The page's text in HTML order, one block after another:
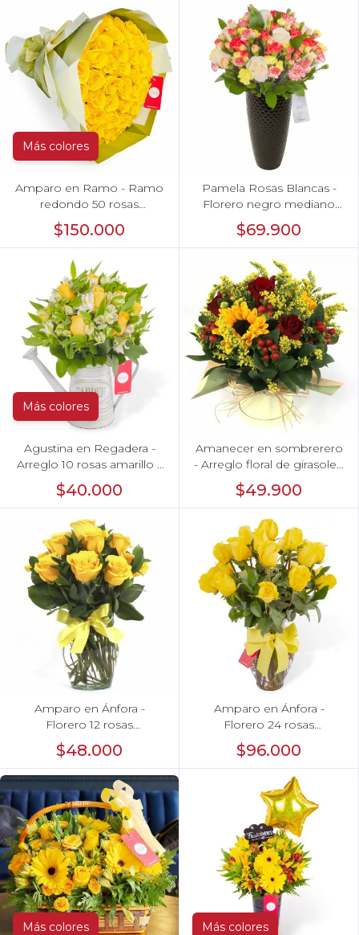
Más colores
Amparo en Ramo - Ramo
redondo 50 rosas
ecuatorianas amarillo
$150.000
Pamela Rosas Blancas -
Florero negro mediano
con rosas blancas y mini
claveles amarillos y
naranjos
$69.900
Más colores
Agustina en Regadera -
Arreglo 10 rosas amarillo y
astromelia
$40.000
Amanecer en sombrerero
- Arreglo floral de girasoles,
rosas rojo, e hypericum
$49.900
Amparo en Ánfora -
Florero 12 rosas
ecuatorianas amarillo
$48.000
Amparo en Ánfora -
Florero 24 rosas
ecuatorianas amarillo
$96.000
Más colores Más colores